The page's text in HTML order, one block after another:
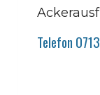
Telefon